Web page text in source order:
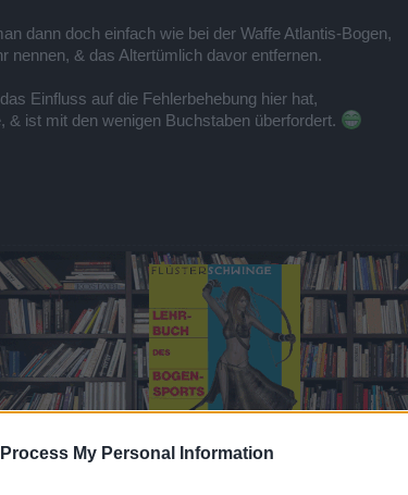
My Personal Information
dann doch einfach wie bei der Waffe Atlantis-Bogen,
nennen, & das Altertümlich davor entfernen.
Einfluss auf die Fehlerbehebung hier hat,
ist mit den wenigen Buchstaben überfordert.